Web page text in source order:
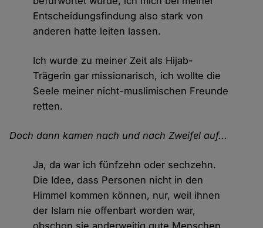
Entscheidungsfindung also stark von
anderen hatte leiten lassen.
Ich wurde zu meiner Zeit als Hijab-
Trägerin gar missionarisch, ich wollte die
Seele meiner nicht-muslimischen Freunde
retten.
Doch dann kamen nach und nach Zweifel auf...
Ja, da war ich fünfzehn oder sechzehn.
Die Idee, dass Personen nicht in den
Himmel kommen können, nur, weil ihnen
der Islam nie offenbart worden war,